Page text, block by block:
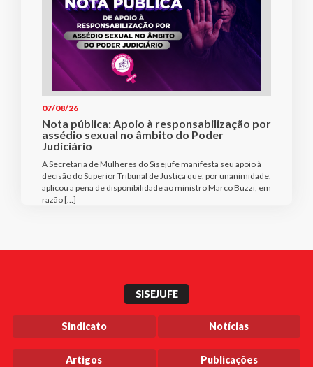
07/08/26
Nota pública: Apoio à responsabilização por
assédio sexual no âmbito do Poder
Judiciário
A Secretaria de Mulheres do Sisejufe manifesta seu apoio à
decisão do Superior Tribunal de Justiça que, por unanimidade,
aplicou a pena de disponibilidade ao ministro Marco Buzzi, em
razão […]
SISEJUFE
Sindicato Notícias
Artigos Publicações